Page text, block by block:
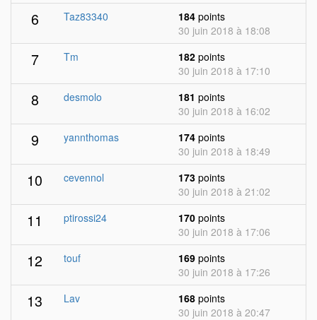
6 Taz83340 184 points
30 juin 2018 à 18:08
7 Tm 182 points
30 juin 2018 à 17:10
8 desmolo 181 points
30 juin 2018 à 16:02
9 yannthomas 174 points
30 juin 2018 à 18:49
10 cevennol 173 points
30 juin 2018 à 21:02
11 ptirossi24 170 points
30 juin 2018 à 17:06
12 touf 169 points
30 juin 2018 à 17:26
13 Lav 168 points
30 juin 2018 à 20:47